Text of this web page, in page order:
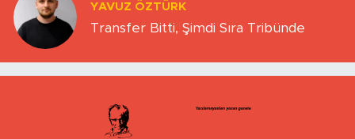
YAVUZ ÖZTÜRK
Transfer Bitti, Şimdi Sıra Tribünde